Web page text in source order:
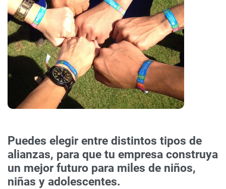
Puedes elegir entre distintos tipos de
alianzas, para que tu empresa construya
un mejor futuro para miles de niños,
niñas y adolescentes.